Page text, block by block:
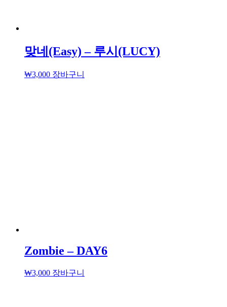
맞네(Easy) – 루시(LUCY)
₩3,000 장바구니
Zombie – DAY6
₩3,000 장바구니